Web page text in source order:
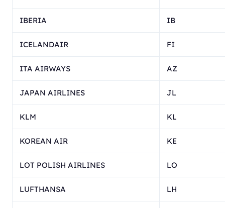
IBERIA IB
ICELANDAIR FI
ITA AIRWAYS AZ
JAPAN AIRLINES JL
KLM KL
KOREAN AIR KE
LOT POLISH AIRLINES LO
LUFTHANSA LH